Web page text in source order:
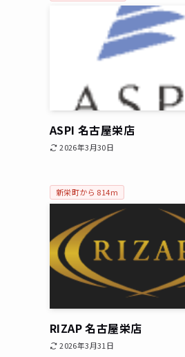
ASPI 名古屋栄店
2026年3月30日
新栄町から 814m
RIZAP 名古屋栄店
2026年3月31日